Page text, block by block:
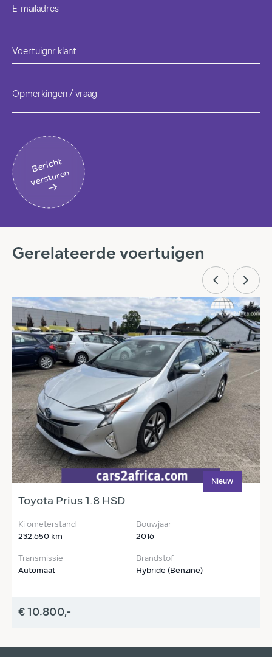
E-mailadres
Voertuignr klant
Opmerkingen / vraag
B
eri
c
ht
v
erst
ur
en
Gerelateerde voertuigen
Nieuw
Toyota Prius 1.8 HSD
Kilometerstand
232.650 km
Bouwjaar
2016
Transmissie
Automaat
Brandstof
Hybride (Benzine)
€ 10.800,-